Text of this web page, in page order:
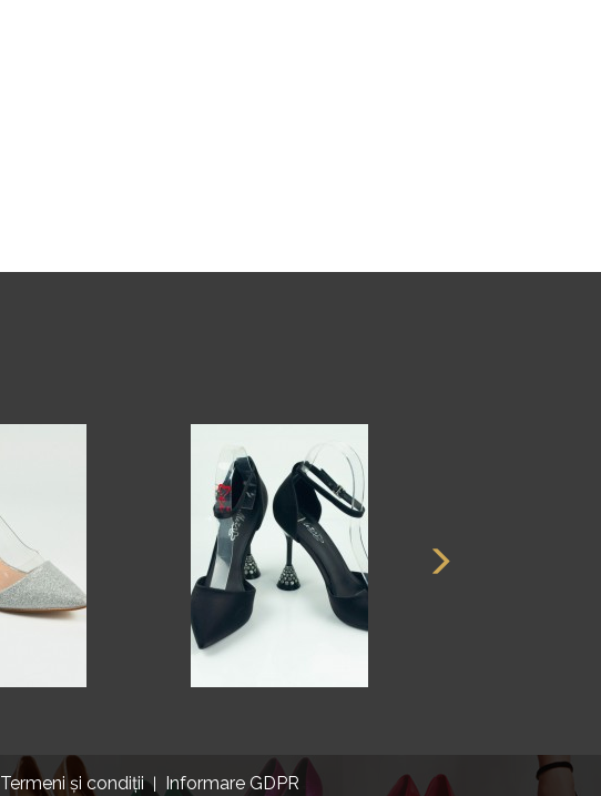
Termeni și condiții Informare GDPR